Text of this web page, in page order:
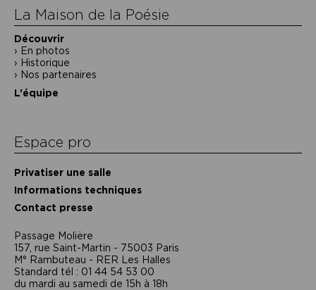
La Maison de la Poésie
Découvrir
En photos
Historique
Nos partenaires
L’équipe
Espace pro
Privatiser une salle
Informations techniques
Contact presse
Passage Moliėre
157, rue Saint-Martin - 75003 Paris
M° Rambuteau - RER Les Halles
Standard tél : 01 44 54 53 00
du mardi au samedi de 15h à 18h